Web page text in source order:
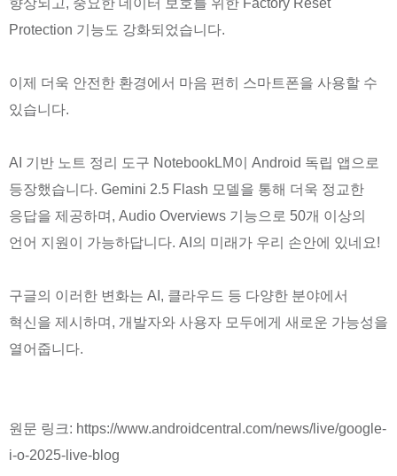
향상되고, 중요한 데이터 보호를 위한 Factory Reset
Protection 기능도 강화되었습니다.
이제 더욱 안전한 환경에서 마음 편히 스마트폰을 사용할 수
있습니다.
AI 기반 노트 정리 도구 NotebookLM이 Android 독립 앱으로
등장했습니다. Gemini 2.5 Flash 모델을 통해 더욱 정교한
응답을 제공하며, Audio Overviews 기능으로 50개 이상의
언어 지원이 가능하답니다. AI의 미래가 우리 손안에 있네요!
구글의 이러한 변화는 AI, 클라우드 등 다양한 분야에서
혁신을 제시하며, 개발자와 사용자 모두에게 새로운 가능성을
열어줍니다.
원문 링크: https://www.androidcentral.com/news/live/google-
i-o-2025-live-blog